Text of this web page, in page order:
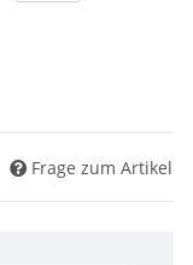
Frage zum Artikel